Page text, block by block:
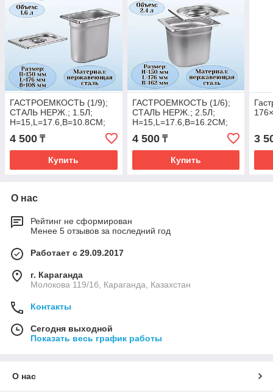
ГАСТРОЕМКОСТЬ (1/9);
СТАЛЬ НЕРЖ.; 1.5Л;
H=15,L=17.6,B=10.8СМ;
МЕТАЛЛИЧ.(Караганда)
4 500 ₸
Купить
ГАСТРОЕМКОСТЬ (1/6);
СТАЛЬ НЕРЖ.; 2.5Л;
H=15,L=17.6,B=16.2СМ;
МЕТАЛЛИЧ.(Караганда)
4 500₸
Купить
3
О нас
Рейтинг не сформирован
Менее 5 отзывов за последний год
Работает с 29.09.2017
г. Караганда
Молокова 119/1б, Караганда, Казахстан
Контакты
Сегодня выходной
Показать весь график работы
О нас